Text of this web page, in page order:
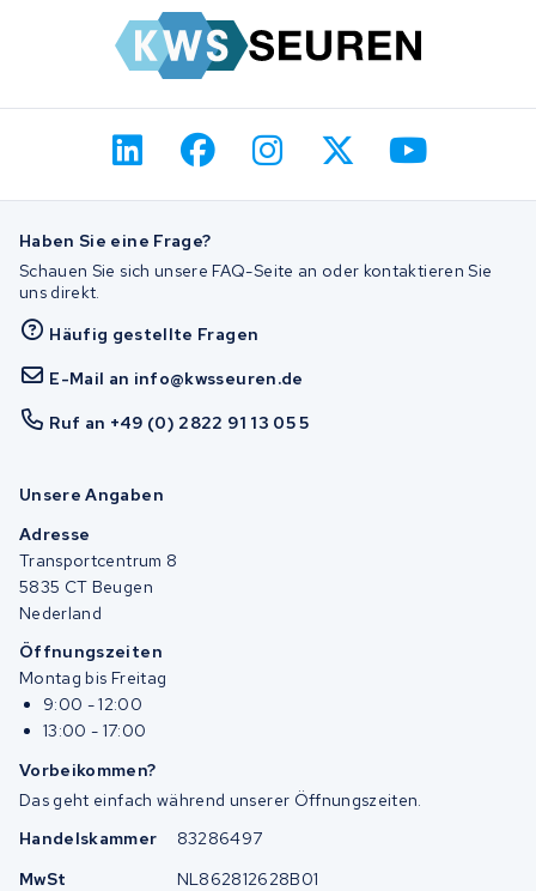
Haben Sie eine Frage?
Schauen Sie sich unsere FAQ-Seite an oder kontaktieren Sie
uns direkt.
Häufig gestellte Fragen
E-Mail an info@kwsseuren.de
Ruf an +49 (0) 2822 91 13 05 5
Unsere Angaben
Adresse
Transportcentrum 8
5835 CT Beugen
Nederland
Öffnungszeiten
Montag bis Freitag
9:00 - 12:00
13:00 - 17:00
Vorbeikommen?
Das geht einfach während unserer Öffnungszeiten.
Handelskammer
83286497
MwSt
NL862812628B01